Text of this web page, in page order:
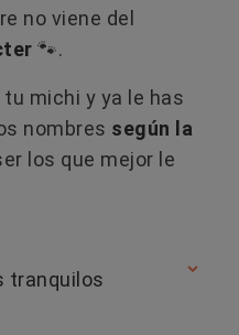
no viene del
🐾.
michi y ya le has
nombres según la
los que mejor le
tranquilos